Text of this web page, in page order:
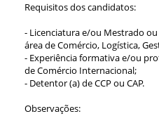
Requisitos dos candidatos:
- Licenciatura e/ou Mestrado
área de Comércio, Logística,
- Experiência formativa e/ou
de Comércio Internacional;
- Detentor (a) de CCP ou CAP.
Observações: